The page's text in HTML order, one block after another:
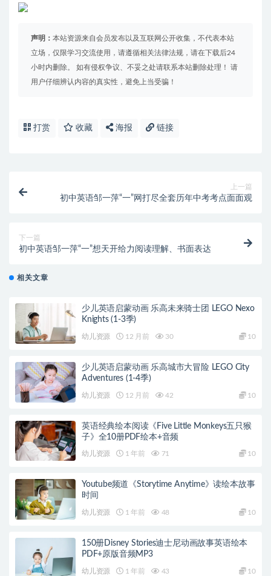
声明： 本站资源来自会员发布以及互联网公开收集，不代表本站
立场，仅限学习交流使用，请遵循相关法律法规，请在下载后24
小时内删除。 如有侵权争议、不妥之处请联系本站删除处理！ 请
用户仔细辨认内容的真实性，避免上当受骗！
打赏 收藏 海报 链接
上一篇
初中英语邹一萍“一”网打尽全套历年中考考点面面观
下一篇
初中英语邹一萍“一”想天开给力阅读理解、书面表达
相关文章
少儿英语启蒙动画 乐高未来骑士团 LEGO Nexo
Knights (1-3季)
幼儿资源 12 月前 30 10
少儿英语启蒙动画 乐高城市大冒险 LEGO City
Adventures (1-4季)
幼儿资源 12 月前 42 10
英语经典绘本阅读《Five Little Monkeys五只猴
子》全10册PDF绘本+音频
幼儿资源 1 年前 71 10
Youtube频道《Storytime Anytime》读绘本故事
时间
幼儿资源 1 年前 48 10
150册Disney Stories迪士尼动画故事英语绘本
PDF+原版音频MP3
幼儿资源 1 年前 43 10